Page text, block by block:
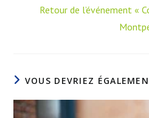
Retour de l’événement «
VOUS DEVRIEZ